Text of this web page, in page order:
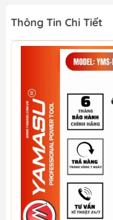
Thông Tin Chi Tiết